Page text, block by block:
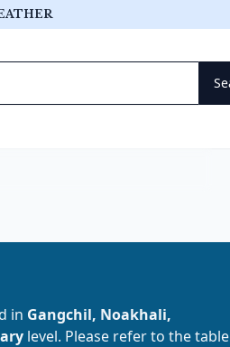
in Gangchil, Noakhali,
level. Please refer to the table